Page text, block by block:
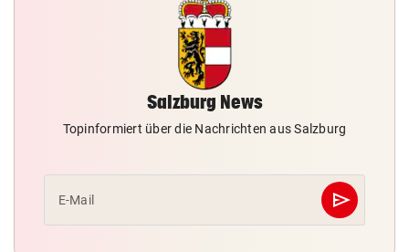
Salzburg News
Topinformiert über die Nachrichten aus Salzburg
E-Mail send
Abschicken